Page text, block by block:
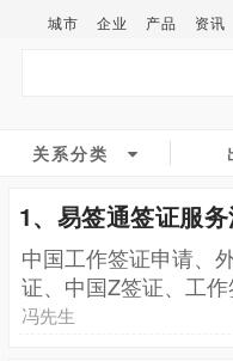
城市 企业 产品 资讯
关系分类
1、易签通签证服
中国工作签证申请、
证、中国Z签证、工
中介机构、
冯先生